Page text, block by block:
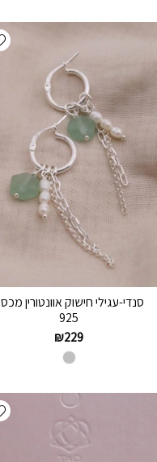
סנדי-עגילי חישוק אוונטורין
925
₪229